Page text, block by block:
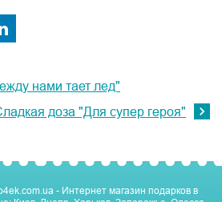
нами тает лед"
доза "Для супер героя"
- Интернет магазин подарков в